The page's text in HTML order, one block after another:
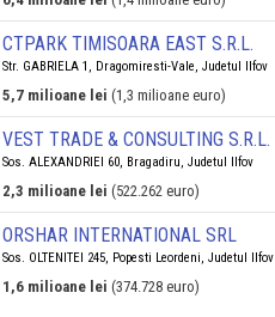
CTPARK TIMISOARA EAST S.R.L.
Str. GABRIELA 1, Dragomiresti-Vale, Judetul Ilfov
5,7 milioane lei (1,3 milioane euro)
VEST TRADE & CONSULTING S.R.L.
Sos. ALEXANDRIEI 60, Bragadiru, Judetul Ilfov
2,3 milioane lei (522.262 euro)
ORSHAR INTERNATIONAL SRL
Sos. OLTENITEI 245, Popesti Leordeni, Judetul Ilfov
1,6 milioane lei (374.728 euro)